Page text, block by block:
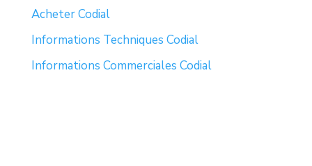
Acheter Codial
Informations Techniques Codial
Informations Commerciales Codial